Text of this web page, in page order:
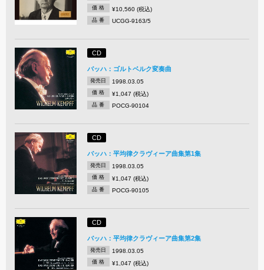
価 格 ¥10,560 (税込)
品 番 UCGG-9163/5
CD
バッハ：ゴルトベルク変奏曲
発売日 1998.03.05
価 格 ¥1,047 (税込)
品 番 POCG-90104
CD
バッハ：平均律クラヴィーア曲集第1集
発売日 1998.03.05
価 格 ¥1,047 (税込)
品 番 POCG-90105
CD
バッハ：平均律クラヴィーア曲集第2集
発売日 1998.03.05
価 格 ¥1,047 (税込)